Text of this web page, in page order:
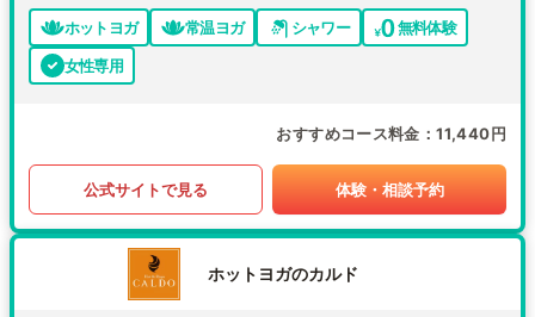
ホットヨガ 常温ヨガ シャワー
無料体験
女性専用
おすすめコース料金 11,440円
公式サイトで見る 体験・相談予約
ホットヨガのカルド